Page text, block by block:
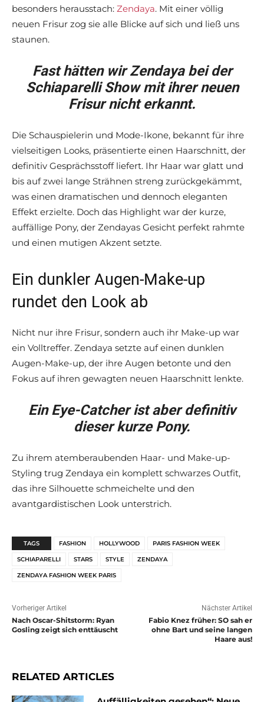
besonders herausstach: Zendaya. Mit einer völlig
neuen Frisur zog sie alle Blicke auf sich und ließ uns
staunen.
Fast hätten wir Zendaya bei der
Schiaparelli Show mit ihrer neuen
Frisur nicht erkannt.
Die Schauspielerin und Mode-Ikone, bekannt für ihre
vielseitigen Looks, präsentierte einen Haarschnitt, der
definitiv Gesprächsstoff liefert. Ihr Haar war glatt und
bis auf zwei lange Strähnen streng zurückgekämmt,
was einen dramatischen und dennoch eleganten
Effekt erzielte. Doch das Highlight war der kurze,
auffällige Pony, der Zendayas Gesicht perfekt rahmte
und einen mutigen Akzent setzte.
Ein dunkler Augen-Make-up
rundet den Look ab
Nicht nur ihre Frisur, sondern auch ihr Make-up war
ein Volltreffer. Zendaya setzte auf einen dunklen
Augen-Make-up, der ihre Augen betonte und den
Fokus auf ihren gewagten neuen Haarschnitt lenkte.
Ein Eye-Catcher ist aber definitiv
dieser kurze Pony.
Zu ihrem atemberaubenden Haar- und Make-up-
Styling trug Zendaya ein komplett schwarzes Outfit,
das ihre Silhouette schmeichelte und den
avantgardistischen Look unterstrich.
TAGS FASHION HOLLYWOOD PARIS FASHION WEEK
SCHIAPARELLI STARS STYLE ZENDAYA
ZENDAYA FASHION WEEK PARIS
Vorheriger Artikel
Nach Oscar-Shitstorm: Ryan
Gosling zeigt sich enttäuscht
Nächster Artikel
Fabio Knez früher: SO sah er
ohne Bart und seine langen
Haare aus!
RELATED ARTICLES